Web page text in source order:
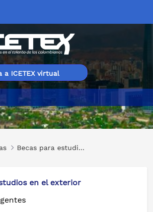
a ICETEX virtual
en Gestión, Ingeniería y Ciencias
Becas para estudios en el exterior
en el exterior